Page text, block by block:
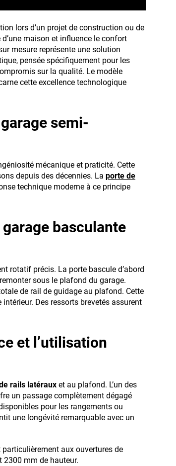
lors d’un projet de construction ou de
maison et influence le confort
mesure représente une solution
pensée spécifiquement pour les
sur la qualité. Le modèle
cette excellence technologique
semi-
mécanique et praticité. Cette
depuis des décennies. La porte de
technique moderne à ce principe
basculante
rotatif précis. La porte bascule d’abord
sous le plafond du garage.
de rail de guidage au plafond. Cette
Des ressorts brevetés assurent
et l’utilisation
rails latéraux et au plafond. L’un des
un passage complètement dégagé
pour les rangements ou
une longévité remarquable avec un
aux ouvertures de
2300 mm de hauteur.